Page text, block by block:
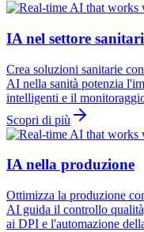
IA nel settore
Crea soluzioni sanitarie
AI nella sanità potenzia
intelligenti e il
Scopri di più
IA nella produzione
Ottimizza la produzione
AI guida il controllo
ai DPI e l'automazione